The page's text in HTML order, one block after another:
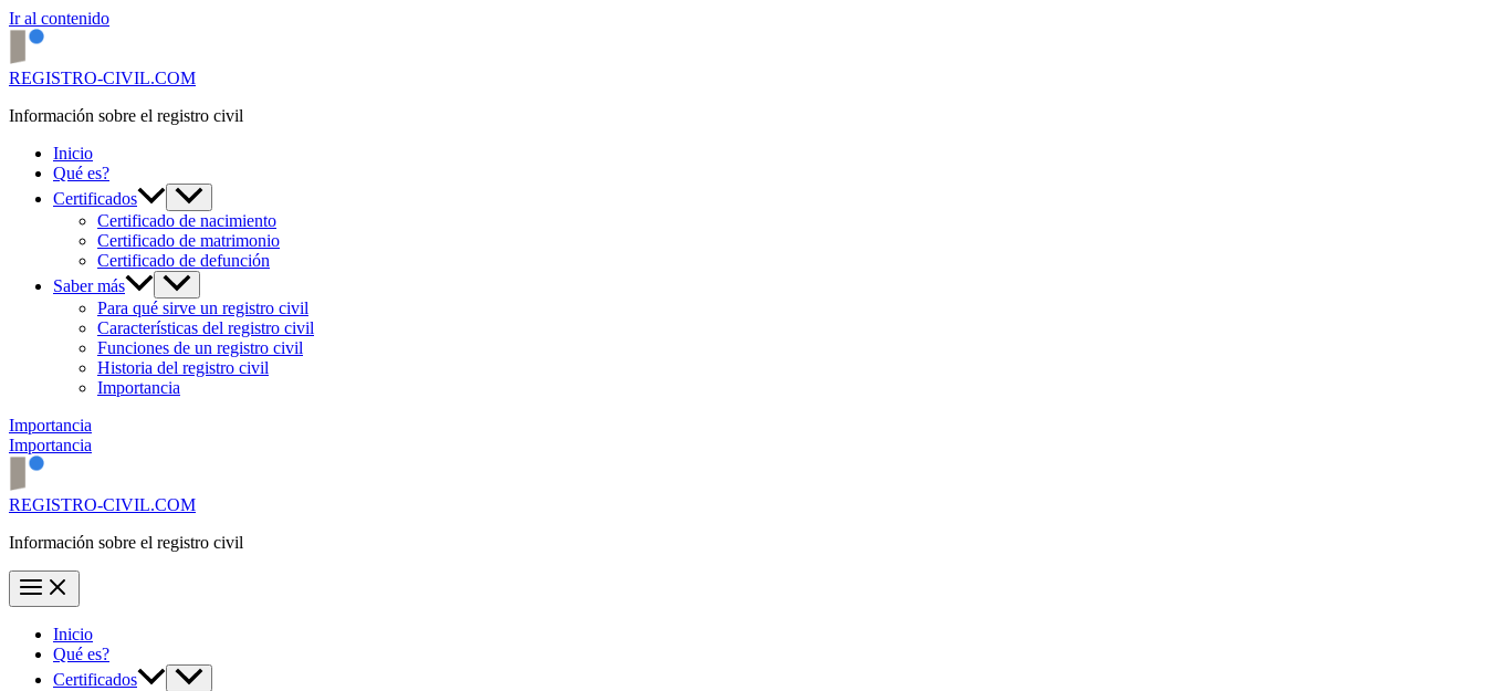
Ir al contenido
REGISTRO-CIVIL.COM
Información sobre el registro civil
Inicio
Qué es?
Certificados
Certificado de nacimiento
Certificado de matrimonio
Certificado de defunción
Saber más
Para qué sirve un registro civil
Características del registro civil
Funciones de un registro civil
Historia del registro civil
Importancia
Importancia
Importancia
REGISTRO-CIVIL.COM
Información sobre el registro civil
Inicio
Qué es?
Certificados